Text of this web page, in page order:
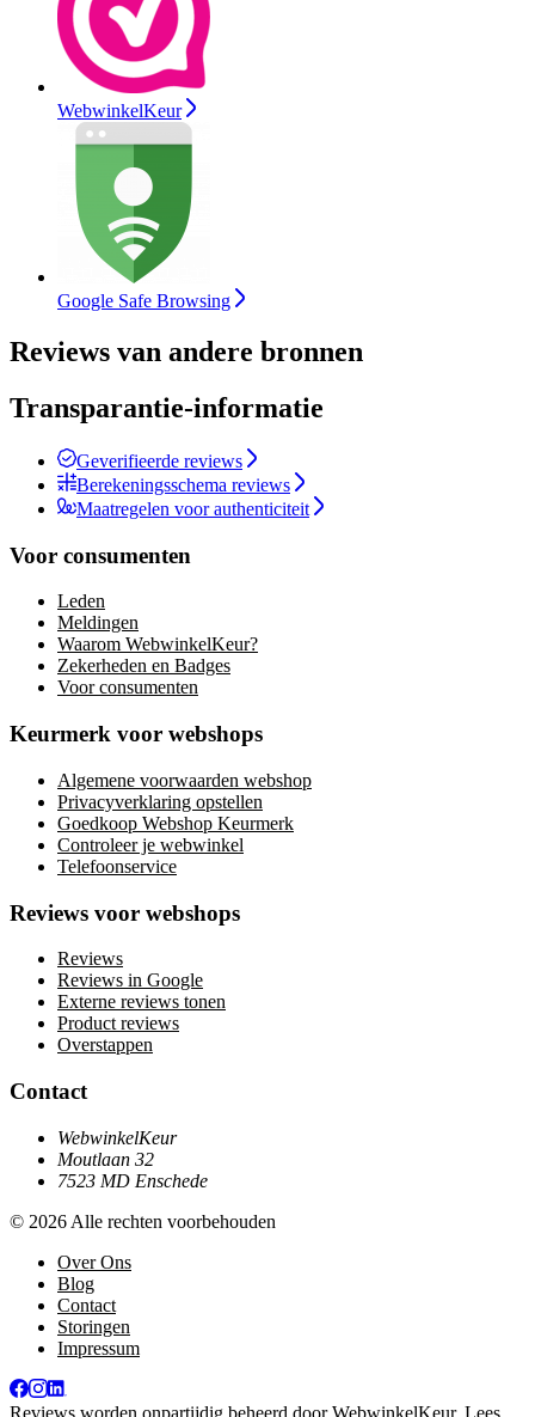
WebwinkelKeur
Google Safe Browsing
Reviews van andere bronnen
Transparantie-informatie
Geverifieerde reviews
Berekeningsschema reviews
Maatregelen voor authenticiteit
Voor consumenten
Leden
Meldingen
Waarom WebwinkelKeur?
Zekerheden en Badges
Voor consumenten
Keurmerk voor webshops
Algemene voorwaarden webshop
Privacyverklaring opstellen
Goedkoop Webshop Keurmerk
Controleer je webwinkel
Telefoonservice
Reviews voor webshops
Reviews
Reviews in Google
Externe reviews tonen
Product reviews
Overstappen
Contact
WebwinkelKeur
Moutlaan 32
7523 MD Enschede
© 2026 Alle rechten voorbehouden
Over Ons
Blog
Contact
Storingen
Impressum
Reviews worden onpartijdig beheerd doorWebwinkelKeur. Lees